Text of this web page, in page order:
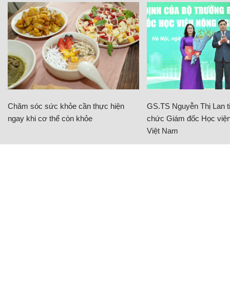
Chăm sóc sức khỏe cần thực hiện
ngay khi cơ thể còn khỏe
GS.TS Nguyễn Thị Lan
chức Giám đốc Học
Việt Nam